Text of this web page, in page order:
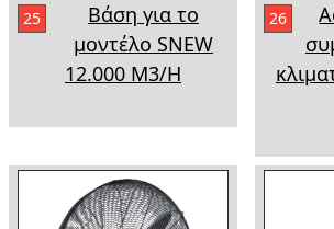
25
Βάση για το
μοντέλο SNEW
12.000 M3/H
26